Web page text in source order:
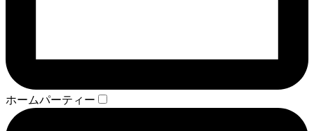
ホームパーティー